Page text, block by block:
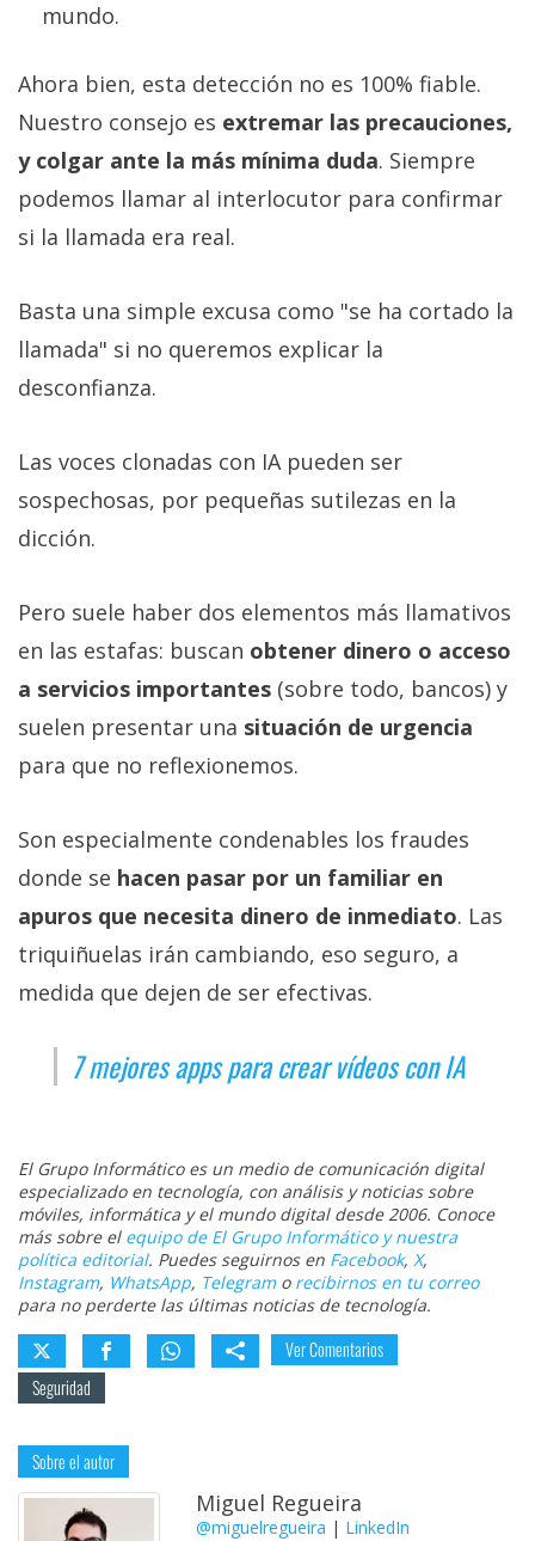
mundo.
Ahora bien, esta detección no es 100% fiable.
Nuestro consejo es extremar las precauciones,
y colgar ante la más mínima duda. Siempre
podemos llamar al interlocutor para confirmar
si la llamada era real.
Basta una simple excusa como "se ha cortado la
llamada" si no queremos explicar la
desconfianza.
Las voces clonadas con IA pueden ser
sospechosas, por pequeñas sutilezas en la
dicción.
Pero suele haber dos elementos más llamativos
en las estafas: buscan obtener dinero o acceso
a servicios importantes (sobre todo, bancos) y
suelen presentar una situación de urgencia
para que no reflexionemos.
Son especialmente condenables los fraudes
donde se hacen pasar por un familiar en
apuros que necesita dinero de inmediato. Las
triquiñuelas irán cambiando, eso seguro, a
medida que dejen de ser efectivas.
7 mejores apps para crear vídeos con IA
El Grupo Informático es un medio de comunicación digital
especializado en tecnología, con análisis y noticias sobre
móviles, informática y el mundo digital desde 2006. Conoce
más sobre el equipo de El Grupo Informático y nuestra
política editorial. Puedes seguirnos en Facebook, X,
Instagram, WhatsApp, Telegramo recibirnos en tu correo
para no perderte las últimas noticias de tecnología.
Ver Comentarios
Seguridad
Sobre el autor
Miguel Regueira
@miguelregueira | LinkedIn